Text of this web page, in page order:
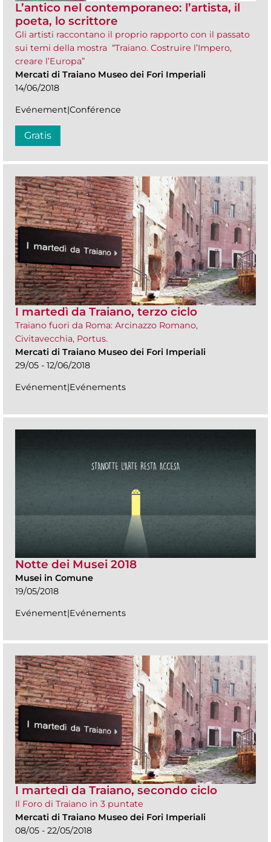
L’antico nel contemporaneo: l’artista, il
poeta, lo scrittore
Gli artisti raccontano il proprio rapporto con il passato
sui temi della mostra “Traiano. Costruire l’Impero,
creare l’Europa”
Mercati di Traiano Museo dei Fori Imperiali
14/06/2018
Evénement|Conférence
Gratis
I martedì da Traiano, terzo ciclo
Traiano fuori da Roma: Arcinazzo Romano,
Civitavecchia, Portus.
Mercati di Traiano Museo dei Fori Imperiali
29/05 - 12/06/2018
Evénement|Evénements
Notte dei Musei 2018
Musei in Comune
19/05/2018
Evénement|Evénements
I martedì da Traiano, secondo ciclo
Il Foro di Traiano in 3 puntate
Mercati di Traiano Museo dei Fori Imperiali
08/05 - 22/05/2018